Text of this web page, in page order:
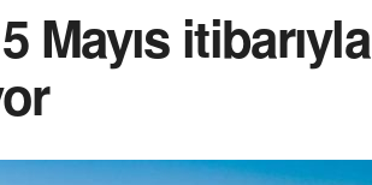
Mayıs itibarıyla